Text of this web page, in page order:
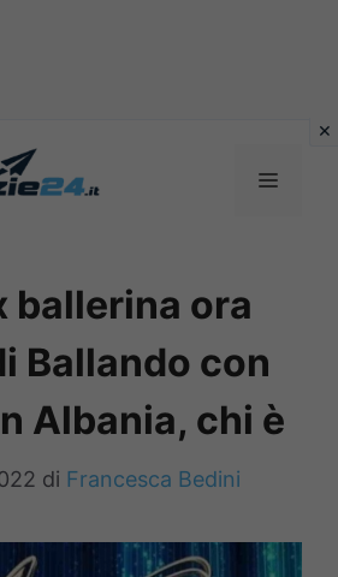
MENU
ballerina ora
Ballando con
Albania, chi è
di Francesca Bedini